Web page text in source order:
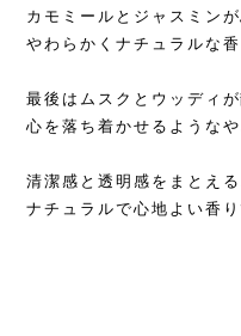
カモミールとジャスミン
やわらかくナチュラルな香
最後はムスクとウッディが
心を落ち着かせるような
清潔感と透明感をまとえる
ナチュラルで心地よい香り